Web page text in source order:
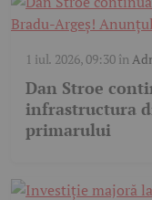
1 iul. 2026, 09:30în
Dan Stroe
infrastructura
primarului